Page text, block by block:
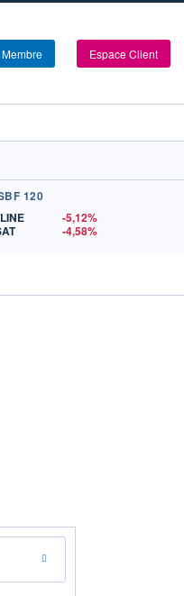
Espace Client
120
-5,12%
-4,58%